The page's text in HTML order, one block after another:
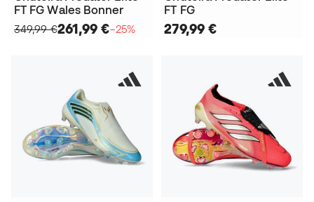
FT FG Wales Bonner
349,99 €261,99 €−25%
FT FG
279,99 €